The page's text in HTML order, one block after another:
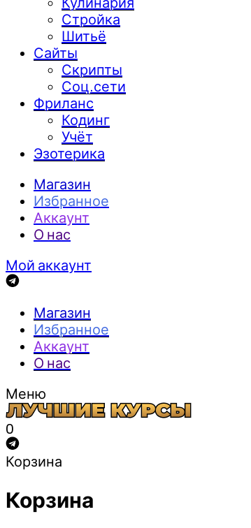
Стройка
Шитьё
Сайты
Скрипты
Соц.сети
Фриланс
Кодинг
Учёт
Эзотерика
Магазин
Избранное
Аккаунт
О нас
Мой аккаунт
Магазин
Избранное
Аккаунт
О нас
Меню
0
Корзина
Корзина